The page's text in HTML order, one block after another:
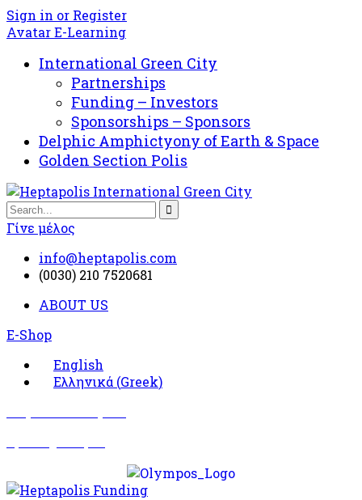
Sign in or Register
Avatar E-Learning
International Green City
Partnerships
Funding – Investors
Sponsorships – Sponsors
Delphic Amphictyony of Earth & Space
Golden Section Polis
Γίνε μέλος
info@heptapolis.com
(0030) 210 7520681
ABOUT US
E-Shop
English
Ελληνικά (Greek)